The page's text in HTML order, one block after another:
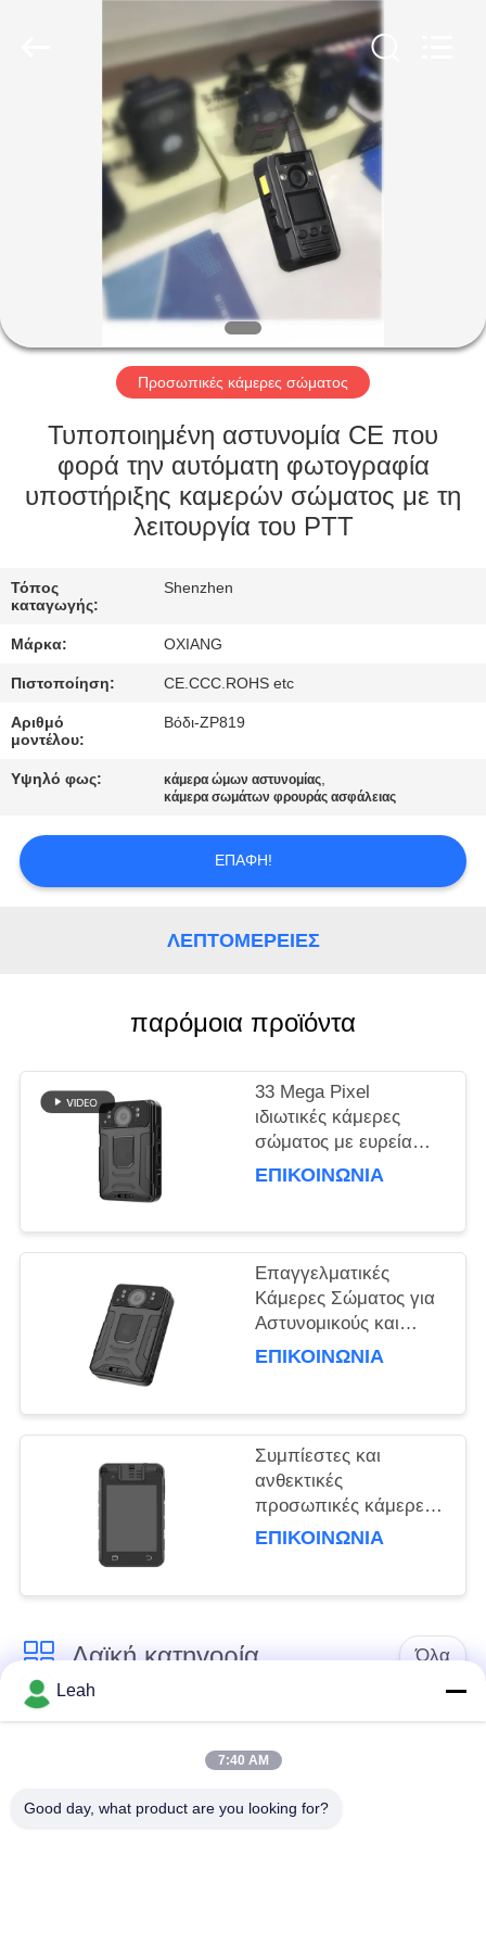
ΠΡΟΪΌΝΤΑ
ΒΊΝΤΕΟ
ΕΚΠΟΜΠΉ
VR
ΣΧΕΤΙΚΆ
ΕΜΆΣ
ΣΤΟ
ΕΡΓΟΣΤΆΣΙΟ
ΈΛΕΓΧΟΣ
ΠΟΙΌΤΗΤΑΣ
ΕΠΙΚΟΙΝΩΝΉΣΤΕ
ΜΑΖΊ
ΜΑΣ
ΥΠΟΘΈΣΕΙΣ
ΖΗΤΉΣΤΕ
ΜΙΑ
ΠΡΟΣΦΟΡΆ
SITEMAP
ΠΟΛΙΤΙΚΉ
ΑΠΟΡΡΉΤΟΥ
Προσωπικές κάμερες σώματος
Τυποποιημένη αστυνομία CE που
φορά την αυτόματη φωτογραφία
υποστήριξης καμερών σώματος με τη
λειτουργία του PTT
Τόπος
καταγωγής:
Shenzhen
Μάρκα: OXIANG
Πιστοποίηση: CE.CCC.ROHS etc
Αριθμό
μοντέλου:
Βόδι-ZP819
Υψηλό φως: κάμερα ώμων αστυνομίας,
κάμερα σωμάτων φρουράς ασφάλειας
ΕΠΑΦΉ!
ΛΕΠΤΟΜΈΡΕΙΕΣ
παρόμοια προϊόντα
33 Mega Pixel
ιδιωτικές κάμερες
σώματος με ευρεία
γωνία 150 μοίρες
ΕΠΙΚΟΙΝΩΝΊΑ
Επαγγελματικές
Κάμερες Σώματος για
Αστυνομικούς και
Προσωπικό Ασφαλείας
ΕΠΙΚΟΙΝΩΝΊΑ
Συμπίεστες και
ανθεκτικές
προσωπικές κάμερες
για την επιχειρηματική
ΕΠΙΚΟΙΝΩΝΊΑ
Λαϊκή κατηγορία Όλα
Φορεμένες
Κάμερες σώματος
αστυνομίας
4G φορεμένη σώμα
Κάμερα κρανών
Leah
7:40 AM
Good day, what product are you looking for?